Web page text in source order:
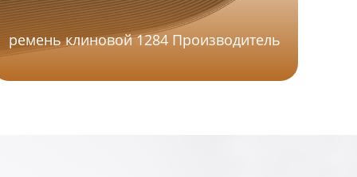
ремень клиновой 1284 Производитель